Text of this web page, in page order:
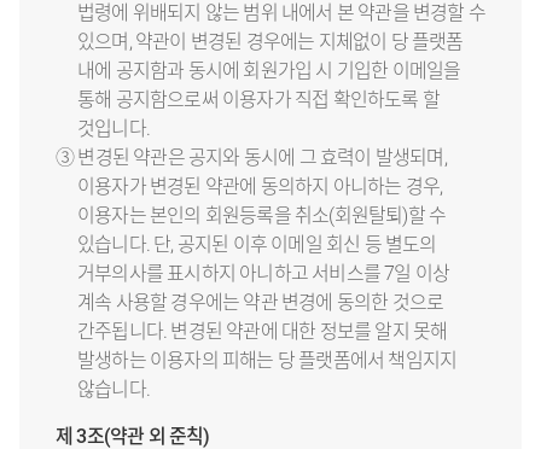
법령에 위배되지 않는 범위 내에서 본 약관을 변경할 수
있으며, 약관이 변경된 경우에는 지체없이 당 플랫폼
내에 공지함과 동시에 회원가입 시 기입한 이메일을
통해 공지함으로써 이용자가 직접 확인하도록 할
것입니다.
③ 변경된 약관은 공지와 동시에 그 효력이 발생되며,
이용자가 변경된 약관에 동의하지 아니하는 경우,
이용자는 본인의 회원등록을 취소(회원탈퇴)할 수
있습니다. 단, 공지된 이후 이메일 회신 등 별도의
거부의사를 표시하지 아니하고 서비스를 7일 이상
계속 사용할 경우에는 약관 변경에 동의한 것으로
간주됩니다. 변경된 약관에 대한 정보를 알지 못해
발생하는 이용자의 피해는 당 플랫폼에서 책임지지
않습니다.
제 3조(약관 외 준칙)